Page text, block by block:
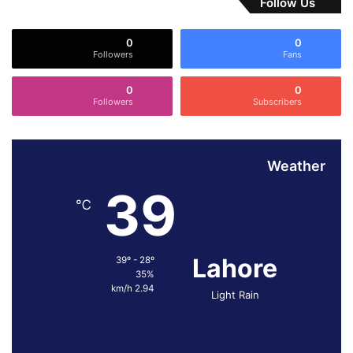
آ
پ
ی
ش
ل
0
Fans
0
Followers
0
Subscribers
0
Followers
Weather
Lahore
Light Rain
39
℃
35%
2.94 km/h